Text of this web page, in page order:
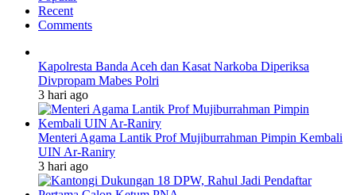
Recent
Comments
Kapolresta Banda Aceh dan Kasat Narkoba Diperiksa
Divpropam Mabes Polri
3 hari ago
Menteri Agama Lantik Prof Mujiburrahman Pimpin Kembali
UIN Ar-Raniry
3 hari ago